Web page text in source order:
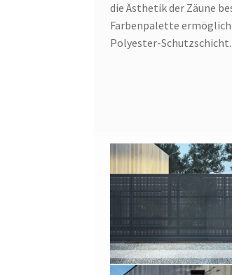
die Ästhetik der Zäune
Farbenpalette
Polyester-Schutzschicht.